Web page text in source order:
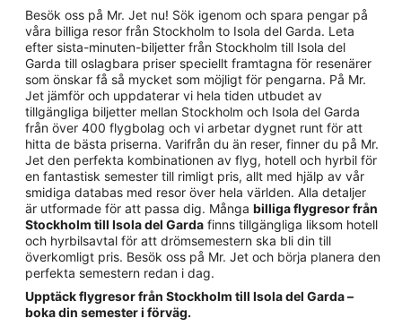
Besök oss på Mr. Jet nu! Sök igenom och spara pengar på
våra billiga resor från Stockholm to Isola del Garda. Leta
efter sista-minuten-biljetter från Stockholm till Isola del
Garda till oslagbara priser speciellt framtagna för resenärer
som önskar få så mycket som möjligt för pengarna. På Mr.
Jet jämför och uppdaterar vi hela tiden utbudet av
tillgängliga biljetter mellan Stockholm och Isola del Garda
från över 400 flygbolag och vi arbetar dygnet runt för att
hitta de bästa priserna. Varifrån du än reser, finner du på Mr.
Jet den perfekta kombinationen av flyg, hotell och hyrbil för
en fantastisk semester till rimligt pris, allt med hjälp av vår
smidiga databas med resor över hela världen. Alla detaljer
är utformade för att passa dig. Många billiga flygresor från
Stockholm till Isola del Garda finns tillgängliga liksom hotell
och hyrbilsavtal för att drömsemestern ska bli din till
överkomligt pris. Besök oss på Mr. Jet och börja planera den
perfekta semestern redan i dag.
Upptäck flygresor från Stockholm till Isola del Garda –
boka din semester i förväg.